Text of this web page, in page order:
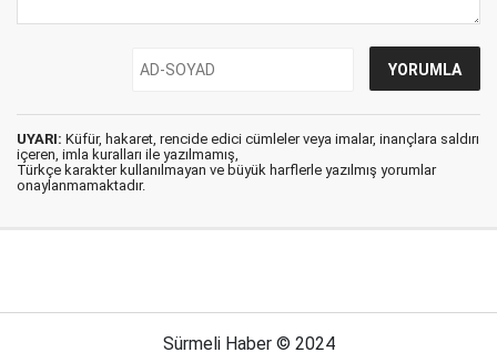
UYARI: Küfür, hakaret, rencide edici cümleler veya imalar, inançlara saldırı
içeren, imla kuralları ile yazılmamış,
Türkçe karakter kullanılmayan ve büyük harflerle yazılmış yorumlar
onaylanmamaktadır.
Sürmeli Haber © 2024